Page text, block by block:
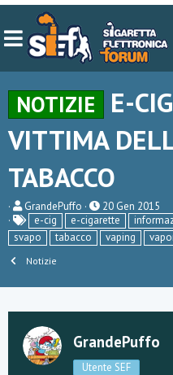
NOTIZIE
E-
VITTIMA
TABACCO
C
r
e
a
D
s
c
u
GrandePuffo
D
a
t
a
i
o
20 Gen 2015
e-cig
e-cigarette
svapo
tabacco vaping
Notizie
GrandePuffo
Utente SEF